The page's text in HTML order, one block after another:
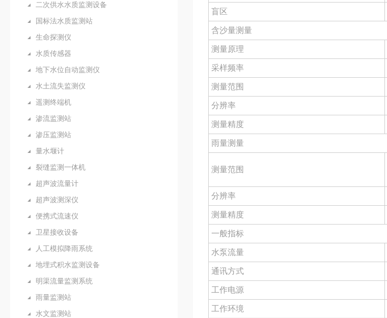
二次供水水质监测设备
国标法水质监测站
生命探测仪
水质传感器
地下水位自动监测仪
水土流失监测仪
遥测终端机
渗流监测站
渗压监测站
量水堰计
裂缝监测一体机
超声波流量计
超声波测深仪
便携式流速仪
卫星接收设备
人工模拟降雨系统
地埋式积水监测设备
明渠流量监测系统
雨量监测站
水文监测站
盲区
含沙量测量
测量原理
采样频率
测量范围
分辨率
测量精度
雨量测量
测量范围
分辨率
测量精度
一般指标
水泵流量
通讯方式
工作电源
工作环境